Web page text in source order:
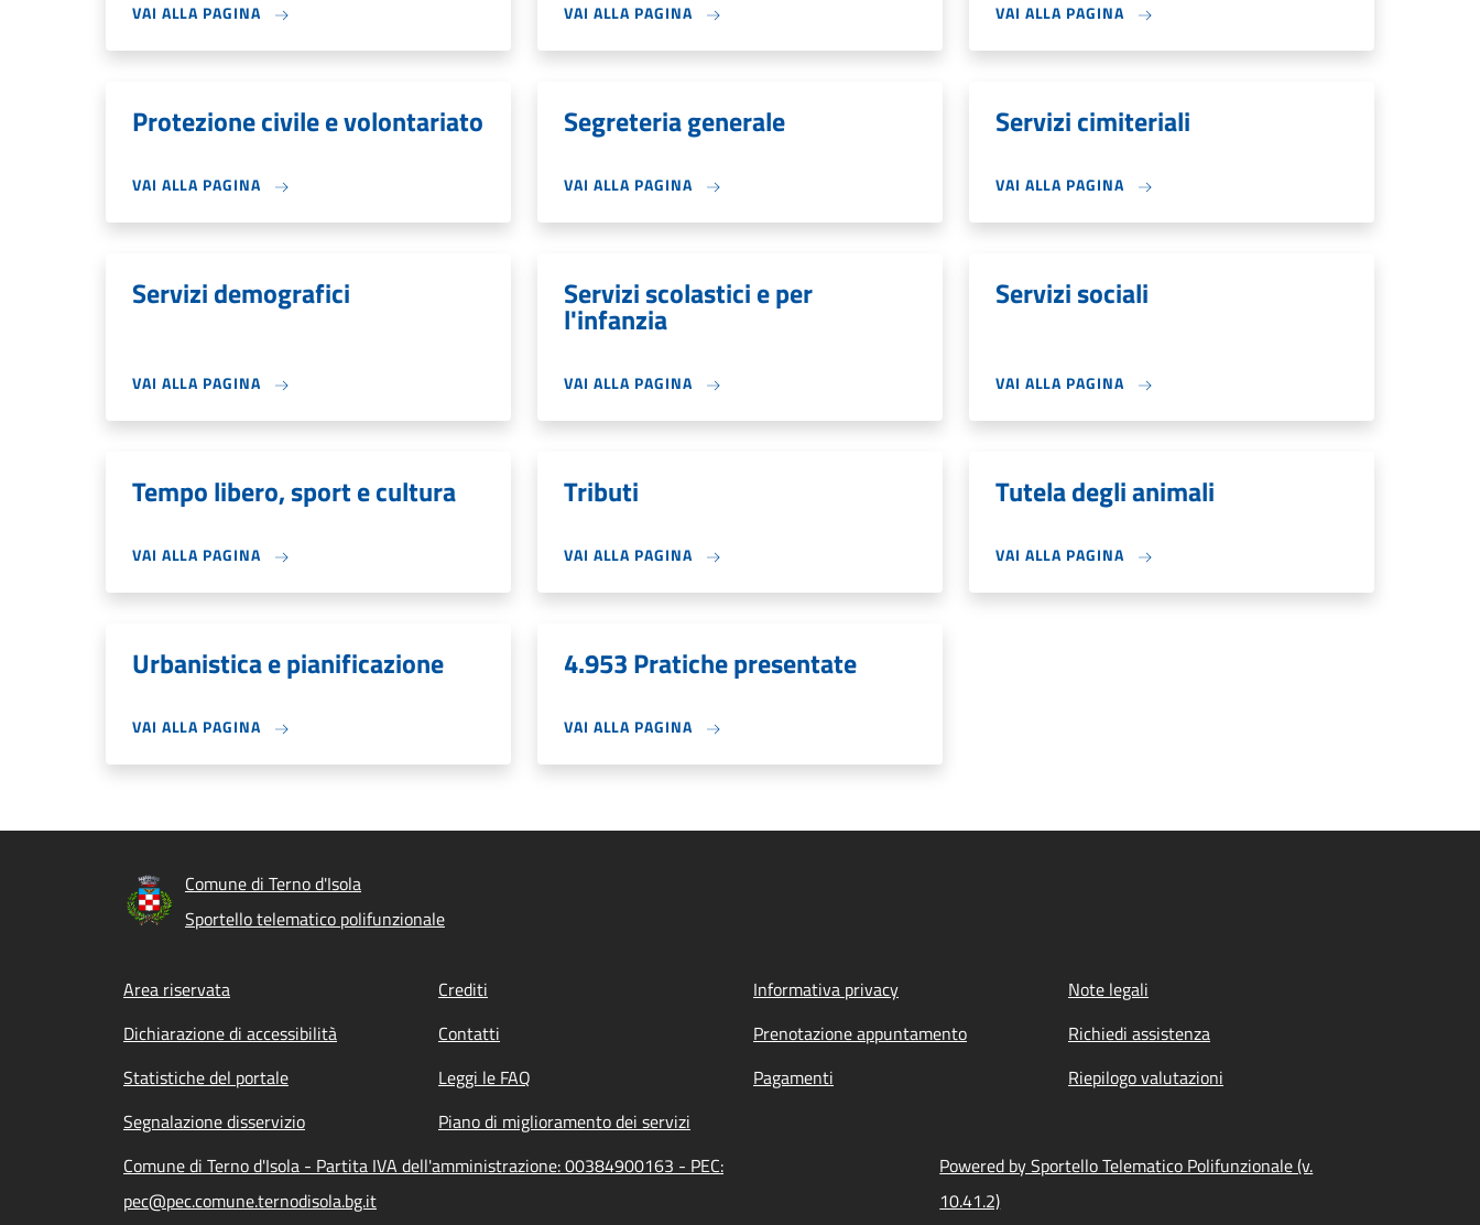
VAI ALLA PAGINA VAI ALLA PAGINA VAI ALLA PAGINA
Protezione civile e volontariato
VAI ALLA PAGINA
Segreteria generale
VAI ALLA PAGINA
Servizi cimiteriali
VAI ALLA PAGINA
Servizi demografici
VAI ALLA PAGINA
Servizi scolastici e per
l'infanzia
VAI ALLA PAGINA
Servizi sociali
VAI ALLA PAGINA
Tempo libero, sport e cultura
VAI ALLA PAGINA
Tributi
VAI ALLA PAGINA
Tutela degli animali
VAI ALLA PAGINA
Urbanistica e pianificazione
VAI ALLA PAGINA
4.953 Pratiche presentate
VAI ALLA PAGINA
Comune di Terno d'Isola
Sportello telematico polifunzionale
Footer menu
Area riservata Crediti Informativa privacy
Note legali
Dichiarazione di accessibilità
Contatti Prenotazione appuntamento
Richiedi assistenza
Statistiche del portale
Leggi le FAQ Pagamenti
Riepilogo valutazioni
Segnalazione disservizio
Piano di miglioramento dei servizi
Comune di Terno d'Isola - Partita IVA dell'amministrazione: 00384900163 - PEC:
pec@pec.comune.ternodisola.bg.it
Powered by Sportello Telematico Polifunzionale (v.
10.41.2)